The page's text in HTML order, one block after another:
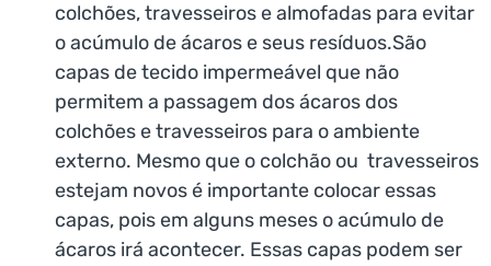
colchões, travesseiros e almofadas para evitar
o acúmulo de ácaros e seus resíduos.São
capas de tecido impermeável que não
permitem a passagem dos ácaros dos
colchões e travesseiros para o ambiente
externo. Mesmo que o colchão ou travesseiros
estejam novos é importante colocar essas
capas, pois em alguns meses o acúmulo de
ácaros irá acontecer. Essas capas podem ser